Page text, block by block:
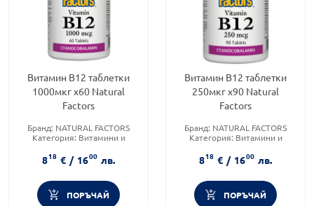
Витамин В12 таблетки
1000мкг х60 Natural
Factors
Бранд: NATURAL FACTORS
Категория: Витамини и
Форма на продукта: таблетки
818 € / 1600 лв.
ПОРЪЧАЙ
Витамин В12 таблетки
250мкг х90 Natural
Factors
Бранд: NATURAL FACTORS
Категория: Витамини и
Форма на продукта: таблетки
818 € / 1600 лв.
ПОРЪЧАЙ